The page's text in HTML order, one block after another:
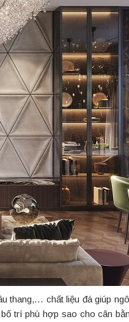
thang,… chất liệu đá giúp
trí phù hợp sao cho cân